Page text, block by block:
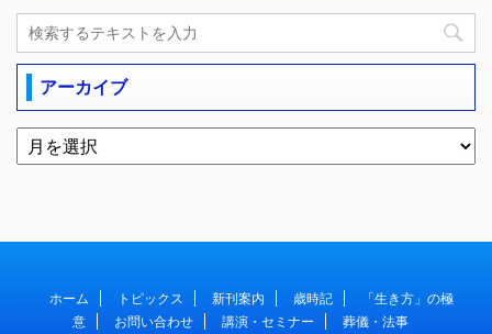
アーカイブ
ホーム トピックス 新刊案内 歳時記
「生き方」の極
意
お問い合わせ 講演・セミナー 葬儀・法事